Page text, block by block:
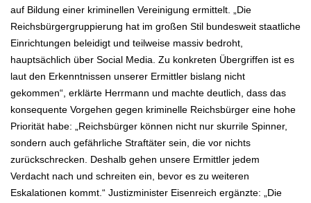
auf Bildung einer kriminellen Vereinigung ermittelt. „Die
Reichsbürgergruppierung hat im großen Stil bundesweit staatliche
Einrichtungen beleidigt und teilweise massiv bedroht,
hauptsächlich über Social Media. Zu konkreten Übergriffen ist es
laut den Erkenntnissen unserer Ermittler bislang nicht
gekommen“, erklärte Herrmann und machte deutlich, dass das
konsequente Vorgehen gegen kriminelle Reichsbürger eine hohe
Priorität habe: „Reichsbürger können nicht nur skurrile Spinner,
sondern auch gefährliche Straftäter sein, die vor nichts
zurückschrecken. Deshalb gehen unsere Ermittler jedem
Verdacht nach und schreiten ein, bevor es zu weiteren
Eskalationen kommt.“ Justizminister Eisenreich ergänzte: „Die